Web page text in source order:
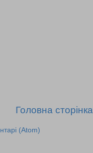
Головна сторінка
(Atom)